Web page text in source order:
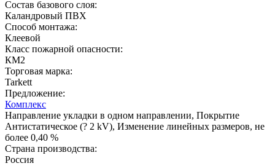
Состав базового слоя:
Каландровый ПВХ
Способ монтажа:
Клеевой
Класс пожарной опасности:
КМ2
Торговая марка:
Tarkett
Предложение:
Комплекс
Направление укладки в одном направлении, Покрытие
Антистатическое (? 2 kV), Изменение линейных размеров, не
более 0,40 %
Страна производства:
Россия